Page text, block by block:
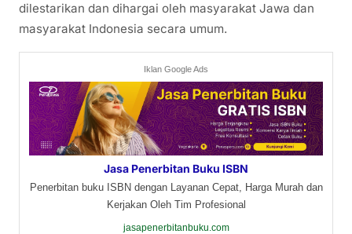
dilestarikan dan dihargai oleh masyarakat Jawa dan
masyarakat Indonesia secara umum.
Iklan Google Ads
Jasa Penerbitan Buku ISBN
Penerbitan buku ISBN dengan Layanan Cepat, Harga Murah dan
Kerjakan Oleh Tim Profesional
jasapenerbitanbuku.com